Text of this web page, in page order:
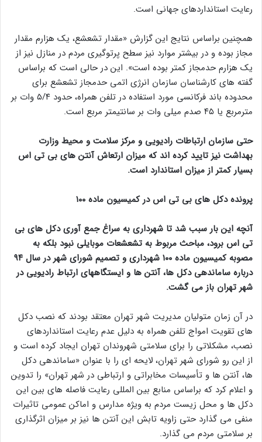
رعایت استانداردهای جهانی است.
همچنین براساس نتایج این گزارش «مقدار تشعشع، یک هزارم مقدار
مجاز بوده و در بیشتر موارد نیز سطح پرتوگیری مردم در منازل نیز از
یک هزارم حدمجاز کمتر بوده است». این در حالی است که براساس
گفته های کارشناسان سازمان انرژی اتمی حدمجاز تشعشع برای
محدوده باند فرکانسی مورد استفاده در تلفن همراه، حدود ۵/۴ وات بر
مترمربع یا ۴۵ صدم میلی وات بر سانتیمتر مربع است.
حتی سازمان ارتباطات رادیویی و مرکز سلامت و محیط وزارت
بهداشت نیز تایید کرده اند که میزان ارتعاش آنتن های بی تی اس
بسیار کمتر از میزان استاندارد است.
پرونده دکل های بی تی اس در کمیسیون ماده ۱۰۰
آنچه این بار سبب شد تا شهرداری به سراغ جمع آوری دکل های بی
تی اس برود، مباحث مربوط به تشعشعات موبایلی نبود بلکه به
مصوبه کمیسیون ماده ۱۰۰ شهرداری و تصمیم شورای شهر در سال ۹۴
درباره ساماندهی دکل ها، آنتن ها و ایستگاههای ارتباط رادیویی در
شهر تهران باز می گشت.
در آن زمان متولیان مدیریت شهر تهران معتقد بودند که نصب دکل
های تقویت امواج تلفن همراه به دلیل عدم رعایت استانداردهای
نصب، مشکلاتی را برای سلامتی شهروندان تهران ایجاد کرده است و
از این رو شورای شهر تهران، لایحه ای را با عنوان «ساماندهی دکل
ها، آنتن ها و تأسیسات مخابراتی و ارتباطی در شهر تهران» را تدوین
و اعلام کرد که براساس منابع بین المللی رعایت فاصله های بین این
دکل ها و محل زیست مردم به ویژه مدارس و اماکن عمومی تاثیرات
منفی می گذارد حتی زاویه تابش این آنتن ها نیز بر میزان اثرگذاری
بر سلامتی مردم می گذارد.